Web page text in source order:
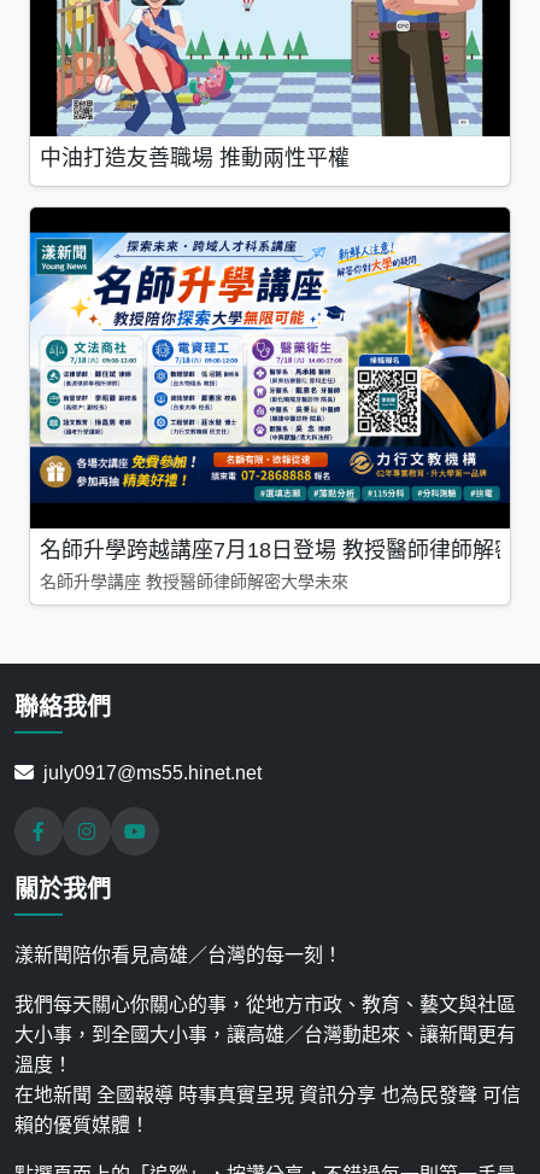
中油打造友善職場 推動兩性平權
名師升學跨越講座7月18日登場 教授醫師律師解密
名師升學講座 教授醫師律師解密大學未來
聯絡我們
july0917@ms55.hinet.net
關於我們
漾新聞陪你看見高雄／台灣的每一刻！
我們每天關心你關心的事，從地方市政、教育、藝文與社區
大小事，到全國大小事，讓高雄／台灣動起來、讓新聞更有
溫度！
在地新聞 全國報導 時事真實呈現 資訊分享 也為民發聲 可信
賴的優質媒體！